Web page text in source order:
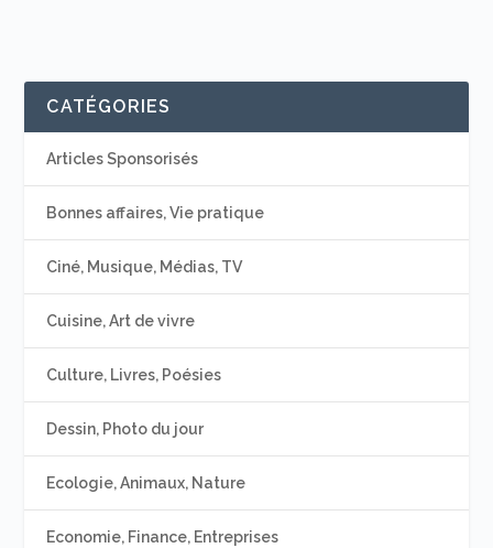
CATÉGORIES
Articles Sponsorisés
Bonnes affaires, Vie pratique
Ciné, Musique, Médias, TV
Cuisine, Art de vivre
Culture, Livres, Poésies
Dessin, Photo du jour
Ecologie, Animaux, Nature
Economie, Finance, Entreprises